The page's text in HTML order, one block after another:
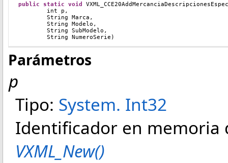
public static void
	int p,
	String Marca,
	String Modelo,
	String SubModelo,
	String NumeroSerie)
Parámetros
p
Tipo: System. Int32
Identificador en memoria
VXML_New()